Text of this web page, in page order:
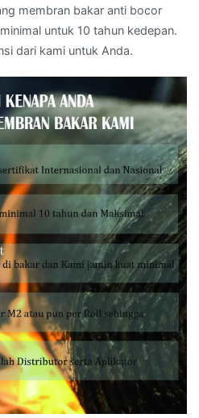
membran bakar anti bocor
untuk 10 tahun kedepan.
dari kami untuk Anda.